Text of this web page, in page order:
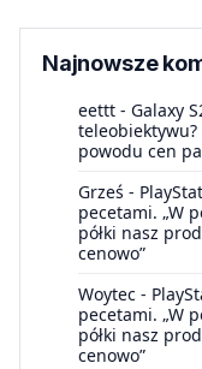
Najnowsze
eettt - Galaxy
powodu cen
Grześ -
pecetami. „W
półki nasz
cenowo”
Woytec -
pecetami. „W
półki nasz
cenowo”